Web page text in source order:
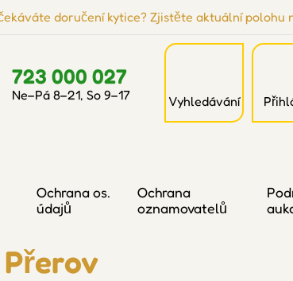
doručení kytice? Zjistěte aktuální polohu
723 000 027
Ne–Pá 8–21, So 9–17 Vyhledávání
Ochrana os.
údajů
Ochrana
oznamovatelů